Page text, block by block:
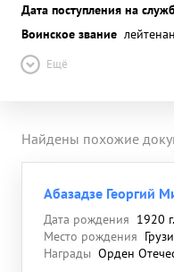
Дата поступления на
Воинское звание
Ещё
Найдены похожие
Абазадзе Георгий
Дата рождения 1920 г.
Место рождения
Награды Орден